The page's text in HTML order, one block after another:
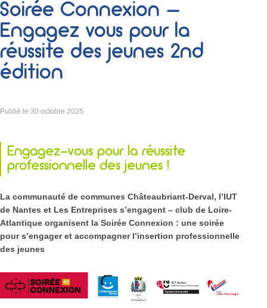
Soirée Connexion –
Engagez vous pour la
réussite des jeunes 2nd
édition
Publié le 30 octobre 2025
Engagez-vous pour la réussite
professionnelle des jeunes !
La communauté de communes Châteaubriant-Derval, l’IUT
de Nantes et Les Entreprises s’engagent – club de Loire-
Atlantique organisent la Soirée Connexion : une soirée
pour s’engager et accompagner l’insertion professionnelle
des jeunes